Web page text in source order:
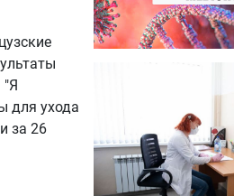
"Я
для ухода
за 26
угрозы: что
летних инфекциях